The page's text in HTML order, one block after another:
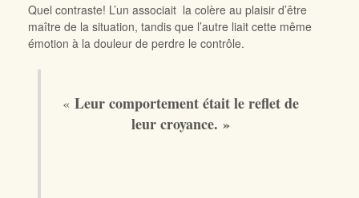
Quel contraste! L’un associait la colère au plaisir d’être
maître de la situation, tandis que l’autre liait cette même
émotion à la douleur de perdre le contrôle.
«Leur comportement était le reflet de
leur croyance. »